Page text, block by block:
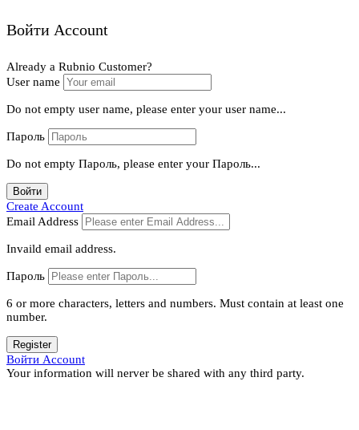
Войти Account
Already a Rubnio Customer?
User name
Do not empty user name, please enter your user name...
Пароль
Do not empty Пароль, please enter your Пароль...
Войти
Create Account
Email Address
Invaild email address.
Пароль
6 or more characters, letters and numbers. Must contain at least one
number.
Register
Войти Account
Your information will nerver be shared with any third party.